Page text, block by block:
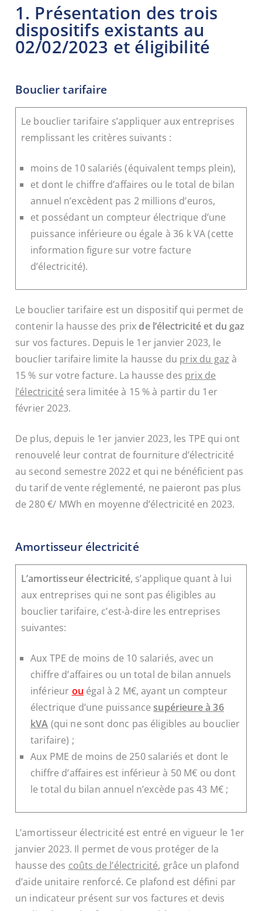
1. Présentation des trois
dispositifs existants au
02/02/2023 et éligibilité
Bouclier tarifaire
Le bouclier tarifaire s’appliquer aux entreprises
remplissant les critères suivants :
moins de 10 salariés (équivalent temps plein),
et dont le chiffre d’affaires ou le total de bilan
annuel n’excèdent pas 2 millions d’euros,
et possédant un compteur électrique d’une
puissance inférieure ou égale à 36 k VA (cette
information figure sur votre facture
d’électricité).
Le bouclier tarifaire est un dispositif qui permet de
contenir la hausse des prix de l’électricité et du gaz
sur vos factures. Depuis le 1 er janvier 2023, le
bouclier tarifaire limite la hausse du prix du gaz à
15 % sur votre facture. La hausse des prix de
l’électricité sera limitée à 15 % à partir du 1 er
février 2023.
De plus, depuis le 1er janvier 2023, les TPE qui ont
renouvelé leur contrat de fourniture d’électricité
au second semestre 2022 et qui ne bénéficient pas
du tarif de vente réglementé, ne paieront pas plus
de 280 €/ MWh en moyenne d’électricité en 2023.
Amortisseur électricité
L’amortisseur électricité, s’applique quant à lui
aux entreprises qui ne sont pas éligibles au
bouclier tarifaire, c’est-à-dire les entreprises
suivantes:
Aux TPE de moins de 10 salariés, avec un
chiffre d’affaires ou un total de bilan annuels
inférieur ou égal à 2 M€, ayant un compteur
électrique d’une puissancesupérieure à 36
kVA (qui ne sont donc pas éligibles au bouclier
tarifaire) ;
Aux PME de moins de 250 salariés et dont le
chiffre d’affaires est inférieur à 50 M€ ou dont
le total du bilan annuel n’excède pas 43 M€ ;
L’amortisseur électricité est entré en vigueur le 1er
janvier 2023. Il permet de vous protéger de la
hausse des coûts de l’électricité, grâce un plafond
d’aide unitaire renforcé. Ce plafond est défini par
un indicateur présent sur vos factures et devis